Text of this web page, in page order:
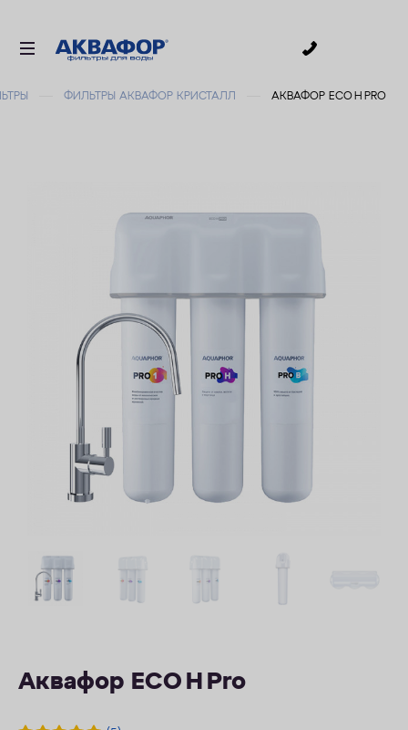
КОНТАКТЫ
ФИЛЬТРЫ АКВАФОР КРИСТАЛЛ АКВАФОР ECO H PRO
Аквафор ECO H Pro